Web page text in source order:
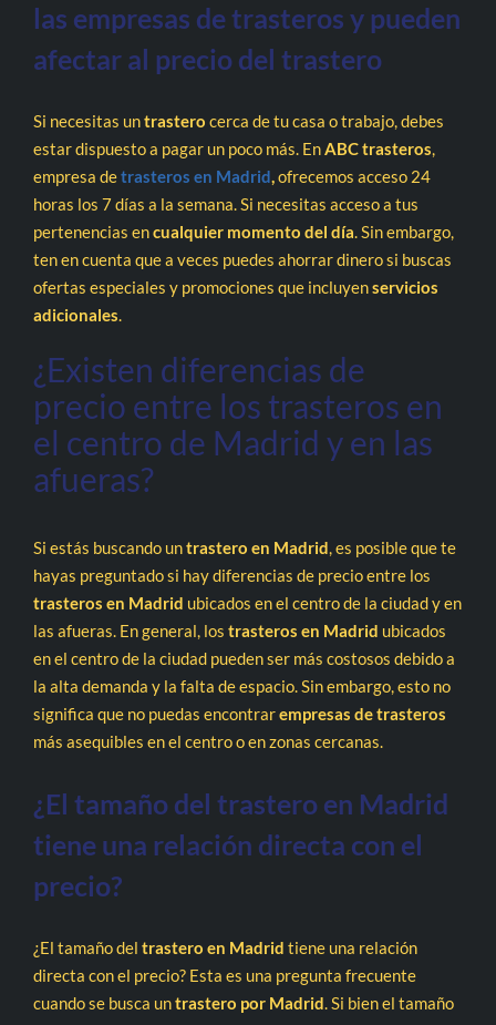
las empresas de trasteros y pueden
afectar al precio del trastero
Si necesitas untrastero cerca de tu casa o trabajo, debes
estar dispuesto a pagar un poco más. EnABCtrasteros,
empresa detrasteros en Madrid,ofrecemos acceso 24
horas los 7 días a la semana. Si necesitas acceso a tus
pertenencias encualquier momento del día. Sin embargo,
ten en cuenta que a veces puedes ahorrar dinero si buscas
ofertas especiales y promociones que incluyenservicios
adicionales.
¿Existen diferencias de
precio entre los trasteros en
el centro de Madrid y en las
afueras?
Si estás buscando untrastero en Madrid, es posible que te
hayas preguntado si hay diferencias de precio entre los
trasteros en Madrid ubicados en el centro de la ciudad y en
las afueras. En general, los trasteros en Madrid ubicados
en el centro de la ciudad pueden ser más costosos debido a
la alta demanda y la falta de espacio. Sin embargo, esto no
significa que no puedas encontrarempresas de trasteros
más asequibles en el centro o en zonas cercanas.
¿El tamaño del trastero en Madrid
tiene una relación directa con el
precio?
¿El tamaño del trastero en Madrid tiene una relación
directa con el precio? Esta es una pregunta frecuente
cuando se busca untrastero por Madrid. Si bien el tamaño